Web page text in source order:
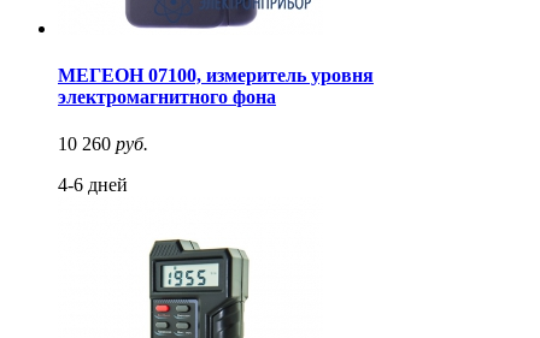
МЕГЕОН 07100, измеритель уровня
электромагнитного фона
10 260 руб.
4-6 дней